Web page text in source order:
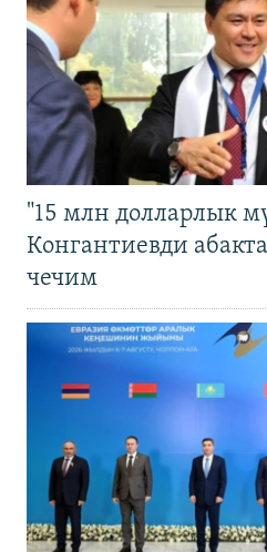
"15 млн долларлык
Конгантиевди
чечим